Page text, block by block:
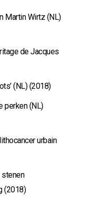
Martin Wirtz (NL)
de Jacques
(NL) (2018)
perken (NL)
urbain
stenen
(2018)